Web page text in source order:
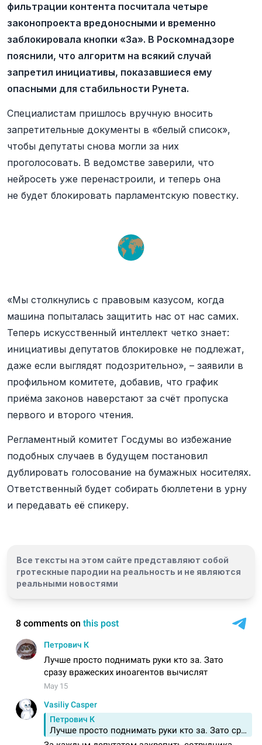
фильтрации контента посчитала четыре
законопроекта вредоносными и временно
заблокировала кнопки «За». В Роскомнадзоре
пояснили, что алгоритм на всякий случай
запретил инициативы, показавшиеся ему
опасными для стабильности Рунета.
Специалистам пришлось вручную вносить
запретительные документы в «белый список»,
чтобы депутаты снова могли за них
проголосовать. В ведомстве заверили, что
нейросеть уже перенастроили, и теперь она
не будет блокировать парламентскую повестку.
«Мы столкнулись с правовым казусом, когда
машина попыталась защитить нас от нас самих.
Теперь искусственный интеллект четко знает:
инициативы депутатов блокировке не подлежат,
даже если выглядят подозрительно», – заявили в
профильном комитете, добавив, что график
приёма законов наверстают за счёт пропуска
первого и второго чтения.
Регламентный комитет Госдумы во избежание
подобных случаев в будущем постановил
дублировать голосование на бумажных носителях.
Ответственный будет собирать бюллетени в урну
и передавать её спикеру.
Все тексты на этом сайте представляют собой
гротескные пародии на реальность и не являются
реальными новостями